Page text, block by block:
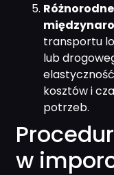
transportu
lub
kosztów i
potrzeb.
w